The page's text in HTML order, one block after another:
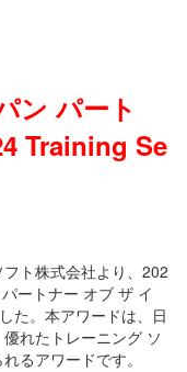
ン パート
Training Se
ト株式会社より、202
ートナー オブ ザ イ
た。本アワードは、日
れたトレーニング ソ
るアワードです。